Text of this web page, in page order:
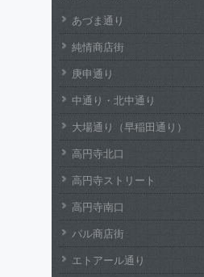
あづま通り
純情商店街
庚申通り
中通り・北中通り
大場通り（早稲田通り）
高円寺北口
高円寺ストリート
高円寺南口
パル商店街
エトアール通り